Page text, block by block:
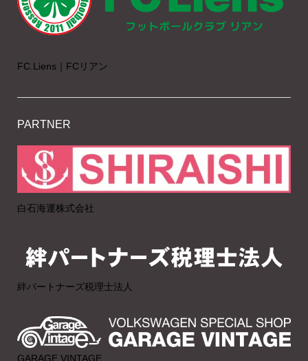
FC.Liens｜FCリアン
PARTNER
白石海運株式会社
絆パートナーズ税理士法人
GARAGE VINTAGE